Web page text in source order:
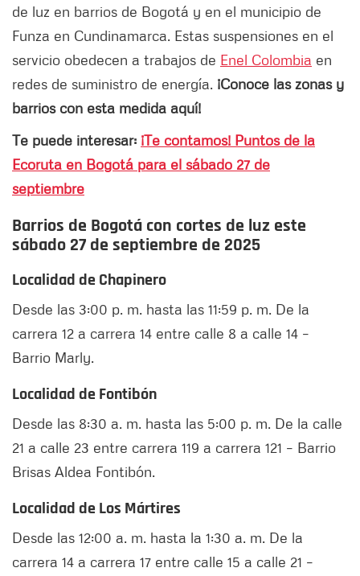
de luz en barrios de Bogotá y en el municipio de
Funza en Cundinamarca. Estas suspensiones en el
servicio obedecen a trabajos de Enel Colombia en
redes de suministro de energía. ¡Conoce las zonas y
barrios con esta medida aquí!
Te puede interesar: ¡Te contamos! Puntos de la
Ecoruta en Bogotá para el sábado 27 de
septiembre
Barrios de Bogotá con cortes de luz este
sábado 27 de septiembre de 2025
Localidad de Chapinero
Desde las 3:00 p. m. hasta las 11:59 p. m. De la
carrera 12 a carrera 14 entre calle 8 a calle 14 –
Barrio Marly.
Localidad de Fontibón
Desde las 8:30 a. m. hasta las 5:00 p. m. De la calle
21 a calle 23 entre carrera 119 a carrera 121 – Barrio
Brisas Aldea Fontibón.
Localidad de Los Mártires
Desde las 12:00 a. m. hasta la 1:30 a. m. De la
carrera 14 a carrera 17 entre calle 15 a calle 21 –